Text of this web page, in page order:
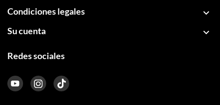
Condiciones legales 
Su cuenta 
Redes sociales